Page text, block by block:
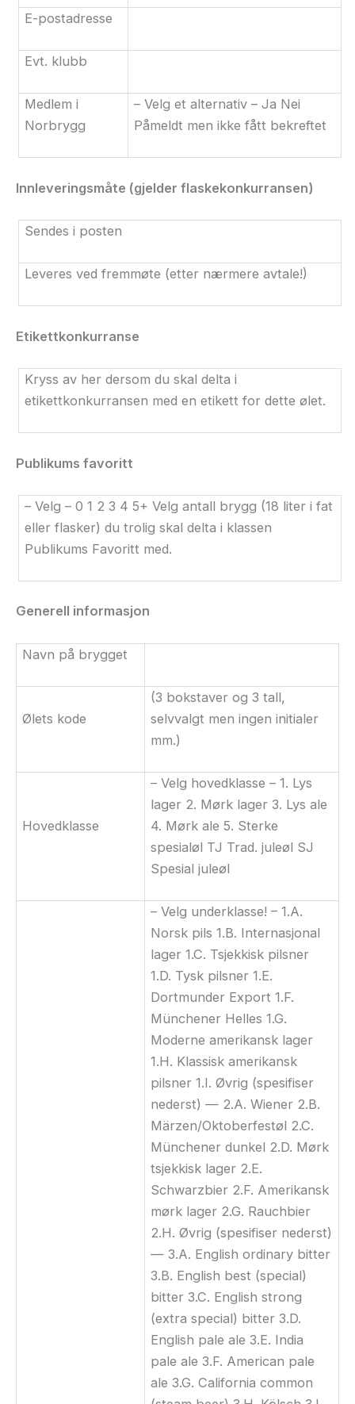
E-postadresse
Evt. klubb
Medlem i
Norbrygg
– Velg et alternativ – Ja Nei
Påmeldt men ikke fått bekreftet
Innleveringsmåte (gjelder flaskekonkurransen)
Sendes i posten
Leveres ved fremmøte (etter nærmere avtale!)
Etikettkonkurranse
Kryss av her dersom du skal delta i
etikettkonkurransen med en etikett for dette ølet.
Publikums favoritt
– Velg – 0 1 2 3 4 5+ Velg antall brygg (18 liter i fat
eller flasker) du trolig skal delta i klassen
Publikums Favoritt med.
Generell informasjon
Navn på brygget
Ølets kode
(3 bokstaver og 3 tall,
selvvalgt men ingen initialer
mm.)
Hovedklasse
– Velg hovedklasse – 1. Lys
lager 2. Mørk lager 3. Lys ale
4. Mørk ale 5. Sterke
spesialøl TJ Trad. juleøl SJ
Spesial juleøl
– Velg underklasse! – 1.A.
Norsk pils 1.B. Internasjonal
lager 1.C. Tsjekkisk pilsner
1.D. Tysk pilsner 1.E.
Dortmunder Export 1.F.
Münchener Helles 1.G.
Moderne amerikansk lager
1.H. Klassisk amerikansk
pilsner 1.I. Øvrig (spesifiser
nederst) — 2.A. Wiener 2.B.
Märzen/Oktoberfestøl 2.C.
Münchener dunkel 2.D. Mørk
tsjekkisk lager 2.E.
Schwarzbier 2.F. Amerikansk
mørk lager 2.G. Rauchbier
2.H. Øvrig (spesifiser nederst)
— 3.A. English ordinary bitter
3.B. English best (special)
bitter 3.C. English strong
(extra special) bitter 3.D.
English pale ale 3.E. India
pale ale 3.F. American pale
ale 3.G. California common